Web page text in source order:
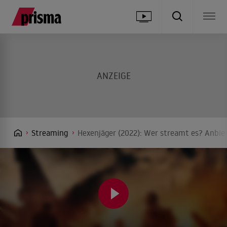
Streaming Hexenjäger (2022): Wer streamt es?